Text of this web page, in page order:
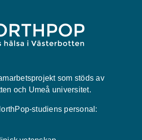
som stöds av
och Umeå universitet.
studiens personal: